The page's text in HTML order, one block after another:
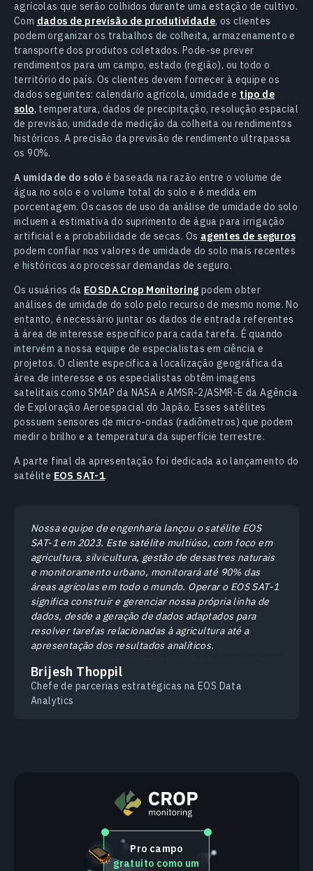
agrícolas que serão colhidos durante uma estação de cultivo.
Com dados de previsão de produtividade, os clientes
podem organizar os trabalhos de colheita, armazenamento e
transporte dos produtos coletados. Pode-se prever
rendimentos para um campo, estado (região), ou todo o
território do país. Os clientes devem fornecer à equipe os
dados seguintes: calendário agrícola, umidade e tipo de
solo, temperatura, dados de precipitação, resolução espacial
de previsão, unidade de medição da colheita ou rendimentos
históricos. A precisão da previsão de rendimento ultrapassa
os 90%.
A umidade do solo é baseada na razão entre o volume de
água no solo e o volume total do solo e é medida em
porcentagem. Os casos de uso da análise de umidade do solo
incluem a estimativa do suprimento de água para irrigação
artificial e a probabilidade de secas. Os agentes de seguros
podem confiar nos valores de umidade do solo mais recentes
e históricos ao processar demandas de seguro.
Os usuários da EOSDA Crop Monitoring podem obter
análises de umidade do solo pelo recurso de mesmo nome. No
entanto, é necessário juntar os dados de entrada referentes
à área de interesse específico para cada tarefa. É quando
intervém a nossa equipe de especialistas em ciência e
projetos. O cliente especifica a localização geográfica da
área de interesse e os especialistas obtêm imagens
satelitais como SMAP da NASA e AMSR-2/ASMR-E da Agência
de Exploração Aeroespacial do Japão. Esses satélites
possuem sensores de micro-ondas (radiômetros) que podem
medir o brilho e a temperatura da superfície terrestre.
A parte final da apresentação foi dedicada ao lançamento do
satélite EOS SAT-1.
Nossa equipe de engenharia lançou o satélite EOS
SAT-1 em 2023. Este satélite multiúso, com foco em
agricultura, silvicultura, gestão de desastres naturais
e monitoramento urbano, monitorará até 90% das
áreas agrícolas em todo o mundo. Operar o EOS SAT-1
significa construir e gerenciar nossa própria linha de
dados, desde a geração de dados adaptados para
resolver tarefas relacionadas à agricultura até a
apresentação dos resultados analíticos.
Brijesh Thoppil
Chefe de parcerias estratégicas na EOS Data
Analytics
Pro campo
gratuito como um